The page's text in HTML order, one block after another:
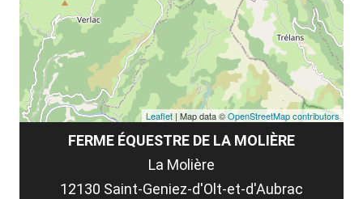
FERME ÉQUESTRE DE LA MOLIÈRE
La Molière
12130 Saint-Geniez-d'Olt-et-d'Aubrac
Leaflet | Map data ©OpenStreetMap contributors